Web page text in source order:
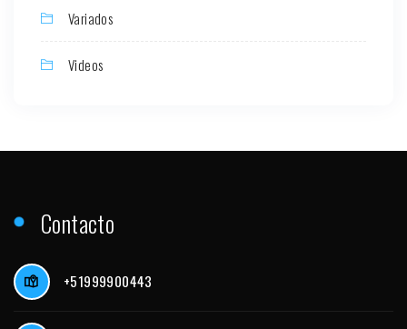
Variados
Videos
Contacto
+51999900443